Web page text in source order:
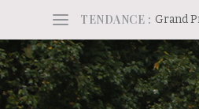
TENDANCE : Grand